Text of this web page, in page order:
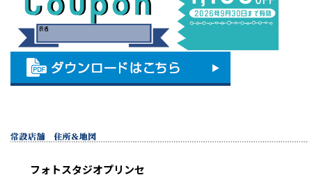
フォトスタジオプリンセ